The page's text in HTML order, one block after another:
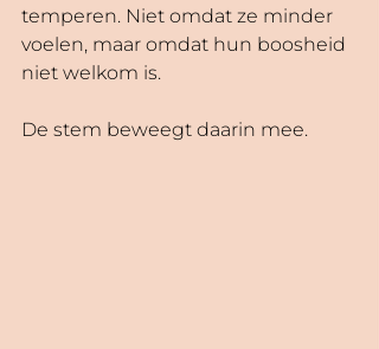
temperen. Niet omdat ze minder
voelen, maar omdat hun boosheid
niet welkom is.
De stem beweegt daarin mee.